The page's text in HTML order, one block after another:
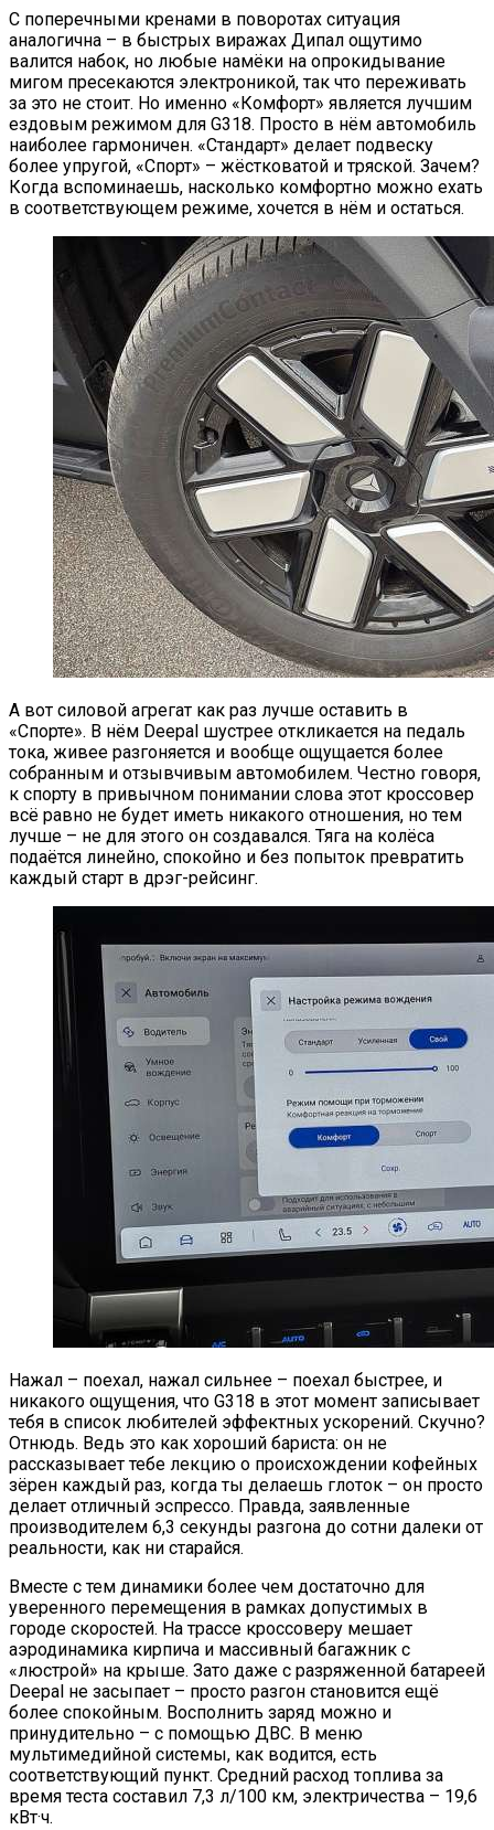
С поперечными кренами в поворотах ситуация
аналогична – в быстрых виражах Дипал ощутимо
валится набок, но любые намёки на опрокидывание
мигом пресекаются электроникой, так что переживать
за это не стоит. Но именно «Комфорт» является лучшим
ездовым режимом для G318. Просто в нём автомобиль
наиболее гармоничен. «Стандарт» делает подвеску
более упругой, «Спорт» – жёстковатой и тряской. Зачем?
Когда вспоминаешь, насколько комфортно можно ехать
в соответствующем режиме, хочется в нём и остаться.
А вот силовой агрегат как раз лучше оставить в
«Спорте». В нём Deepal шустрее откликается на педаль
тока, живее разгоняется и вообще ощущается более
собранным и отзывчивым автомобилем. Честно говоря,
к спорту в привычном понимании слова этот кроссовер
всё равно не будет иметь никакого отношения, но тем
лучше – не для этого он создавался. Тяга на колёса
подаётся линейно, спокойно и без попыток превратить
каждый старт в дрэг-рейсинг.
Нажал – поехал, нажал сильнее – поехал быстрее, и
никакого ощущения, что G318 в этот момент записывает
тебя в список любителей эффектных ускорений. Скучно?
Отнюдь. Ведь это как хороший бариста: он не
рассказывает тебе лекцию о происхождении кофейных
зёрен каждый раз, когда ты делаешь глоток – он просто
делает отличный эспрессо. Правда, заявленные
производителем 6,3 секунды разгона до сотни далеки от
реальности, как ни старайся.
Вместе с тем динамики более чем достаточно для
уверенного перемещения в рамках допустимых в
городе скоростей. На трассе кроссоверу мешает
аэродинамика кирпича и массивный багажник с
«люстрой» на крыше. Зато даже с разряженной батареей
Deepal не засыпает – просто разгон становится ещё
более спокойным. Восполнить заряд можно и
принудительно – с помощью ДВС. В меню
мультимедийной системы, как водится, есть
соответствующий пункт. Средний расход топлива за
время теста составил 7,3 л/100 км, электричества – 19,6
кВт·ч.